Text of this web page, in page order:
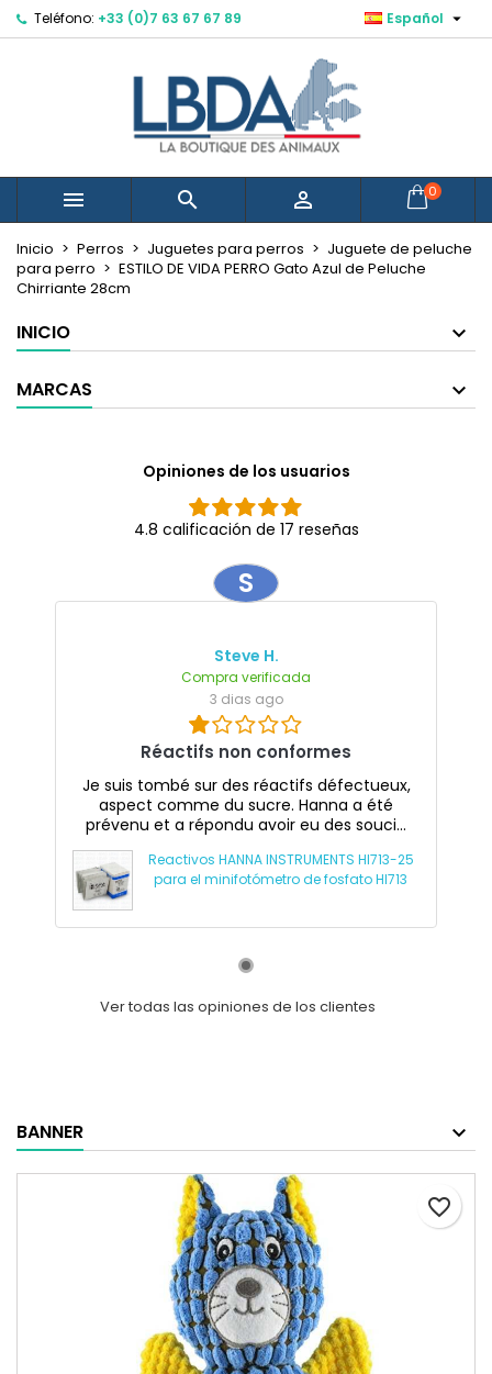
Teléfono: +33 (0)7 63 67 67 89 Español 
   0
Inicio Perros Juguetes para perros
Juguete de peluche
para perro
ESTILO DE VIDA PERRO Gato Azul de Peluche
Chirriante 28cm
INICIO
MARCAS
Opiniones de los usuarios
4.8 calificación de 17 reseñas
S
Steve H.
Compra verificada
3 dias ago
Réactifs non conformes
Je suis tombé sur des réactifs défectueux,
aspect comme du sucre. Hanna a été
prévenu et a répondu avoir eu des souci...
Reactivos HANNA INSTRUMENTS HI713-25
para el minifotómetro de fosfato HI713
Ver todas las opiniones de los clientes
BANNER
favorite_border
Mes listes d'envies ×
add_circle_outline Créer une nouvelle liste
Crear lista de deseos ×
Nombre de la lista de deseos
Cancelar Crear lista de deseos
Iniciar sesión ×
Debe iniciar sesión para guardar productos en su
lista de deseos.
Iniciar sesión